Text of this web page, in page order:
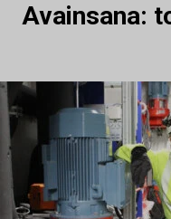
Avainsana: